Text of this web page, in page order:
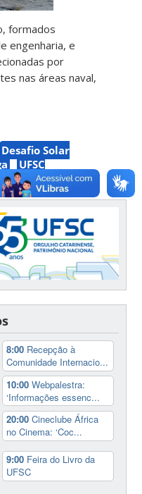
formados
engenharia, e
por
nas áreas naval,
Desafio Solar
UFSC
8:00 Recepção à
Comunidade Internacio...
10:00Webpalestra:
‘Informações essenc...
20:00Cineclube África
no Cinema: ‘Coc...
9:00 Feira do Livro da
UFSC